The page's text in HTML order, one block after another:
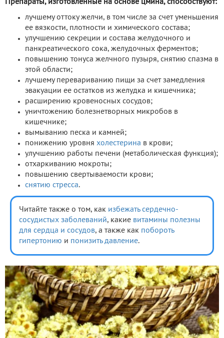
Препараты, изготовленные на основе цмина, способствуют:
лучшему оттоку желчи, в том числе за счет уменьшения
ее вязкости, плотности и химического состава;
улучшению секреции и состава желудочного и
панкреатического сока, желудочных ферментов;
повышению тонуса желчного пузыря, снятию спазма в
этой области;
лучшему перевариванию пищи за счет замедления
эвакуации ее остатков из желудка и кишечника;
расширению кровеносных сосудов;
уничтожению болезнетворных микробов в
кишечнике;
вымыванию песка и камней;
понижению уровня холестерина в крови;
улучшению работы печени (метаболическая функция);
отхаркиванию мокроты;
повышению свертываемости крови;
снятию стресса.
Читайте также о том, как избежать сердечно-
сосудистых заболеваний, какие витамины полезны
для сердца и сосудов, а также как побороть
гипертонию и понизить давление.